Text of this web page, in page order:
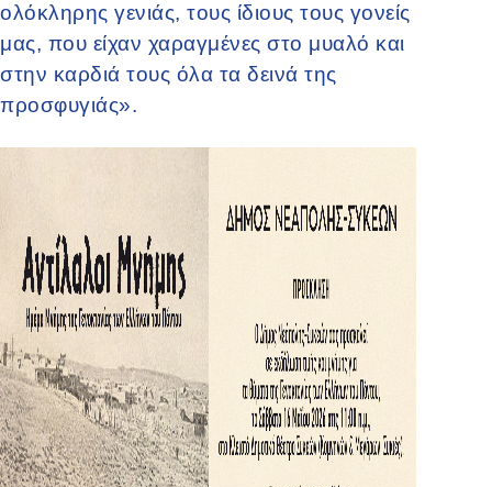
ολόκληρης γενιάς, τους ίδιους τους γονείς
μας, που είχαν χαραγμένες στο μυαλό και
στην καρδιά τους όλα τα δεινά της
προσφυγιάς».